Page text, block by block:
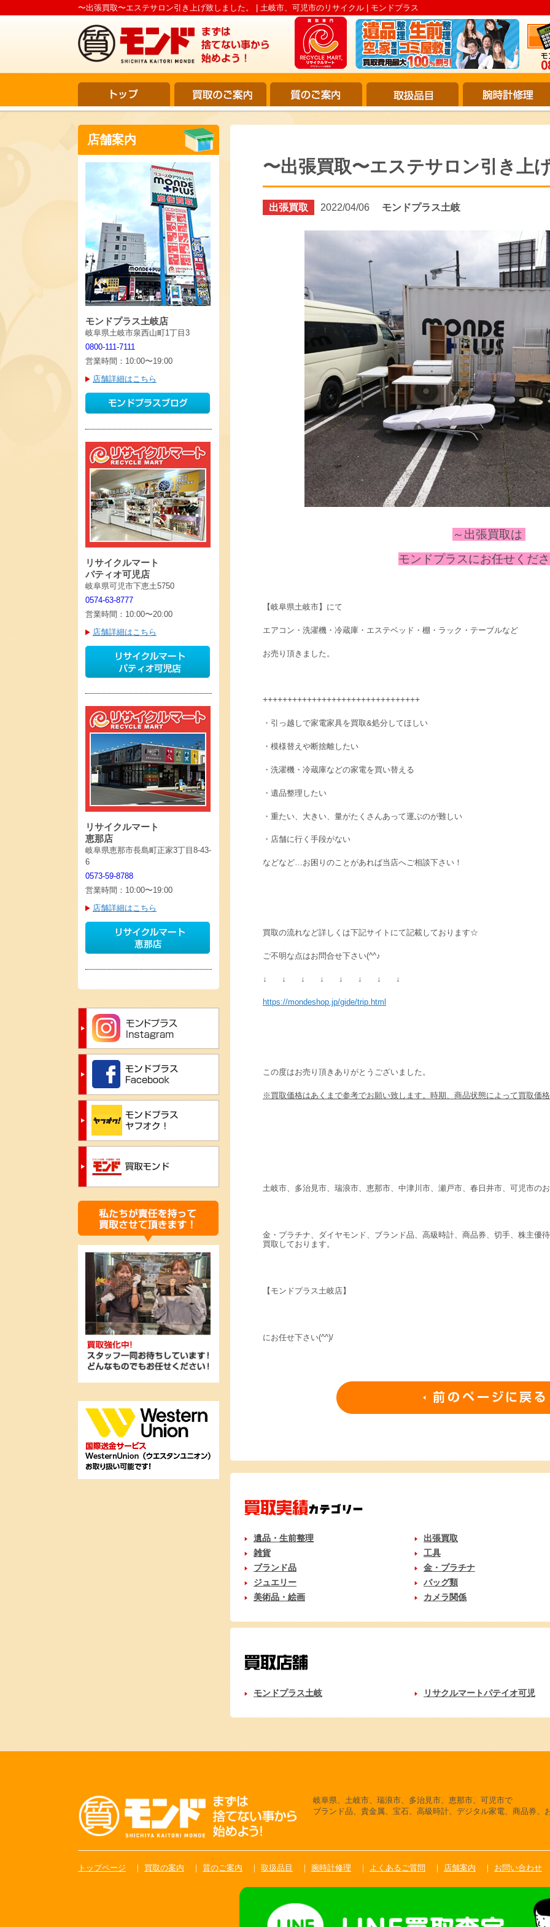
〜出張買取〜エステサロン引き上げ致しました。 | 土岐市、可児市のリサイクル | モンドプラス
〜出張買取〜エステサロン引き上
出張買取 2022/04/06 モンドプラス土岐
～出張買取は
モンドプラスにお任せくだ
【岐阜県土岐市】にて
エアコン・洗濯機・冷蔵庫・エステベッド・棚・ラック・テーブルなど
お売り頂きました。
++++++++++++++++++++++++++++++++
・引っ越しで家電家具を買取&処分してほしい
・模様替えや断捨離したい
・洗濯機・冷蔵庫などの家電を買い替える
・遺品整理したい
・重たい、大きい、量がたくさんあって運ぶのが難しい
・店舗に行く手段がない
などなど…お困りのことがあれば当店へご相談下さい！
買取の流れなど詳しくは下記サイトにて記載しております☆
ご不明な点はお問合せ下さい(^^♪
↓ ↓ ↓ ↓ ↓ ↓ ↓ ↓
https://mondeshop.jp/gide/trip.html
この度はお売り頂きありがとうございました。
※買取価格はあくまで参考でお願い致します。時期、商品状態によって買取価
土岐市、多治見市、瑞浪市、恵那市、中津川市、瀬戸市、春日井市、可児市の
金・プラチナ、ダイヤモンド、ブランド品、高級時計、商品券、切手、株主優
買取しております。
【モンドプラス土岐店】
にお任せ下さい(^^)/
遺品・生前整理
出張買取
雑貨
工具
ブランド品
金・プラチナ
ジュエリー
バッグ類
美術品・絵画
カメラ関係
モンドプラス土岐 リサクルマートパテイオ可児
店舗案内
モンドプラス土岐店
岐阜県土岐市泉西山町1丁目3
0800-111-7111
営業時間：10:00〜19:00
店舗詳細はこちら
リサイクルマート
パティオ可児店
岐阜県可児市下恵土5750
0574-63-8777
営業時間：10:00〜20:00
店舗詳細はこちら
リサイクルマート
恵那店
岐阜県恵那市長島町正家3丁目8-43-
6
0573-59-8788
営業時間：10:00〜19:00
店舗詳細はこちら
岐阜県、土岐市、瑞浪市、多治見市、恵那市、可児市で
ブランド品、貴金属、宝石、高級時計、デジタル家電、商品券、
トップページ 買取の案内 質のご案内 取扱品目 腕時計修理 よくあるご質問 店舗案内 お問い合わせ